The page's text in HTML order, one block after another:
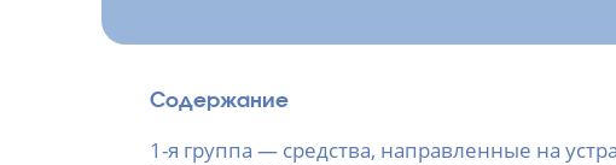
Содержание
1-я группа — средства, направленные на